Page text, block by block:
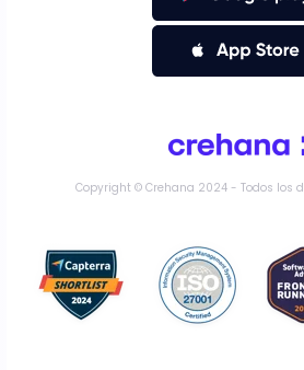
Copyright © Crehana 2024 - Todos los